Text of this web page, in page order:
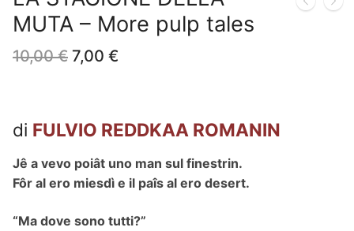
MUTA – More pulp tales
10,00€ Il
10,00 €.
7,00 €
7,00 €.
di FULVIO REDDKAA ROMANIN
Jê a vevo poiât uno man sul finestrin.
Fôr al ero miesdì e il paîs al ero desert.
“Ma dove sono tutti?”